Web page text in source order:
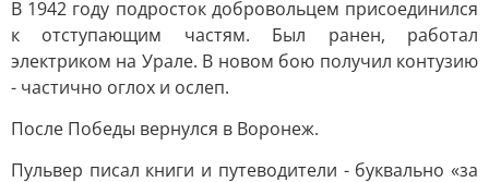
В 1942 году подросток добровольцем присоединился
к отступающим частям. Был ранен, работал
электриком на Урале. В новом бою получил контузию
- частично оглох и ослеп.
После Победы вернулся в Воронеж.
Пульвер писал книги и путеводители - буквально «за